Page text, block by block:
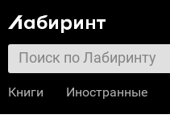
Книги Иностранные